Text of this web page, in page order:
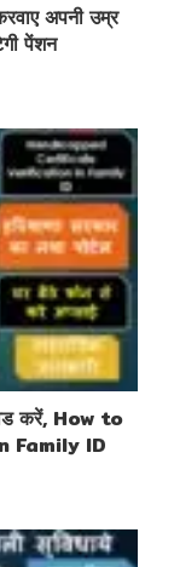
अपनी उम्र
पेंशन
करें, How to
Family ID